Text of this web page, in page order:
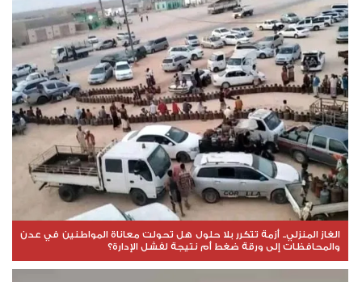
الغاز المنزلي.. أزمة تتكرر بلا حلول هل تحولت معاناة المواطنين في عدن
والمحافظات إلى ورقة ضغط أم نتيجة لفشل الإدارة؟